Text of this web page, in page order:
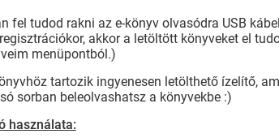
fel tudod rakni az e-könyv olvasódra USB
akkor a letöltött könyveket el
menüpontból.)
tartozik ingyenesen letölthető ízelítő,
sorban beleolvashatsz a könyvekbe :)
használata: